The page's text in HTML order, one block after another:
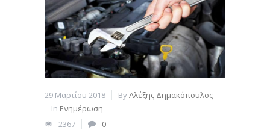
29 Μαρτίου 2018 ByΑλέξης Δημακόπουλος
In Ενημέρωση
2367
0